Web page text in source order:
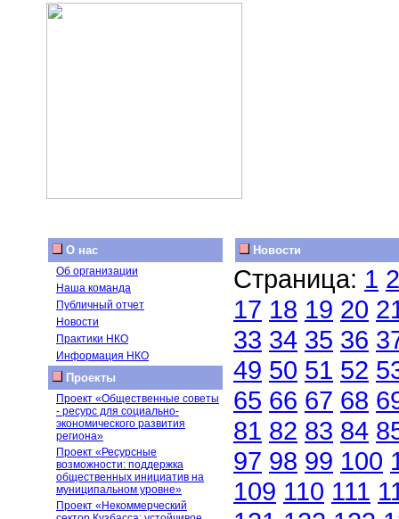
О нас
Об организации
Наша команда
Публичный отчет
Новости
Практики НКО
Информация НКО
Проекты
Проект «Общественные советы
- ресурс для социально-
экономического развития
региона»
Проект «Ресурсные
возможности: поддержка
общественных инициатив на
муниципальном уровне»
Проект «Некоммерческий
Новости
Страница: 1 2
17 18 19 20
33 34 35 36
49 50 51 52
65 66 67 68
81 82 83 84
97 98 99 100
109 110 111